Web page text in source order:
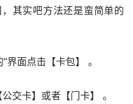
其实吧方法还是蛮简单的
界面点击【卡包】 。
交卡】或者【门卡】 。